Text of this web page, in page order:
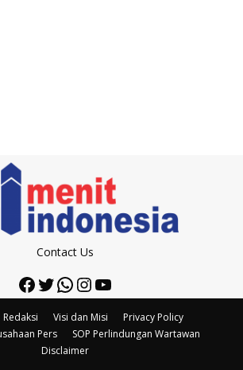
Contact Us
Facebook
Twitter
WhatsApp
Instagram
YouTube
Redaksi Visi dan Misi
Privacy Policy
Pers
SOP Perlindungan Wartawan
Disclaimer